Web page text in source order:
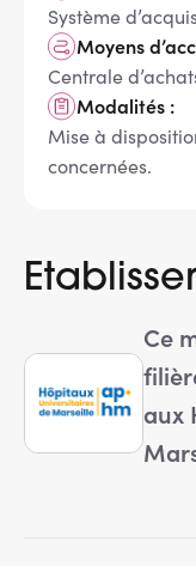
Système
Moyens
Centrale
Modalités :
Mise à
concernées.
Ce
aux